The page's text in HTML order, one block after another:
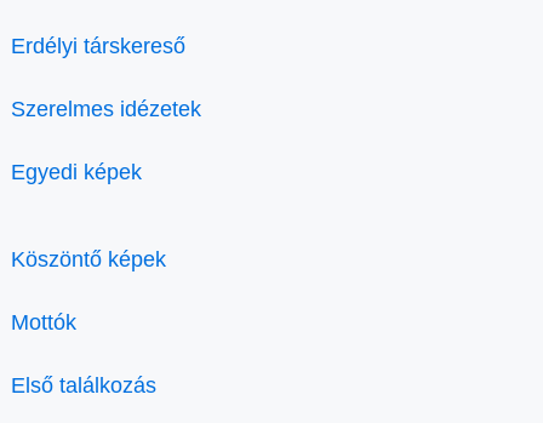
Erdélyi társkereső
Szerelmes idézetek
Egyedi képek
Köszöntő képek
Mottók
Első találkozás